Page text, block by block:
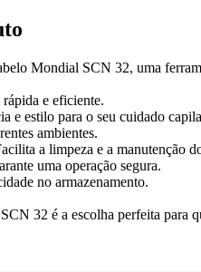
Mondial SCN 32, uma
rápida e eficiente.
e estilo para o seu cuidado
ambientes.
a limpeza e a manutenção
uma operação segura.
no armazenamento.
32 é a escolha perfeita para